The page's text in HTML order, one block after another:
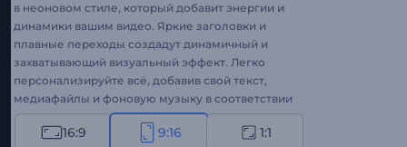
в неоновом стиле, который добавит энергии и
динамики вашим видео. Яркие заголовки и
плавные переходы создадут динамичный и
захватывающий визуальный эффект. Легко
персонализируйте всё, добавив свой текст,
медиафайлы и фоновую музыку в соответствии
с вашими творческими потребностями.
Идеально подходит для заставок мероприятий,
16:9 9:16 1:1